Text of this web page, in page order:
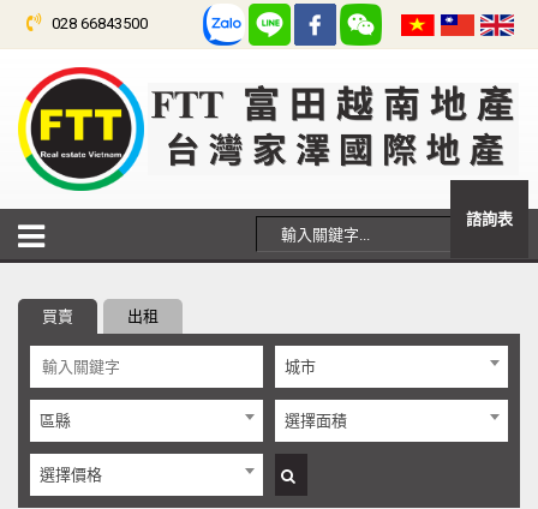
028 66843500
買賣 出租
城市
區縣 選擇面積
選擇價格
諮詢表